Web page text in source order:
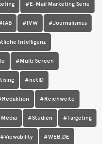
#E-Mail Marketing Serie
#IVW #Journalismus
Intelligenz
#Multi Screen
#netID
#Reichweite
#Studien #Targeting
#Viewability #WEB.DE